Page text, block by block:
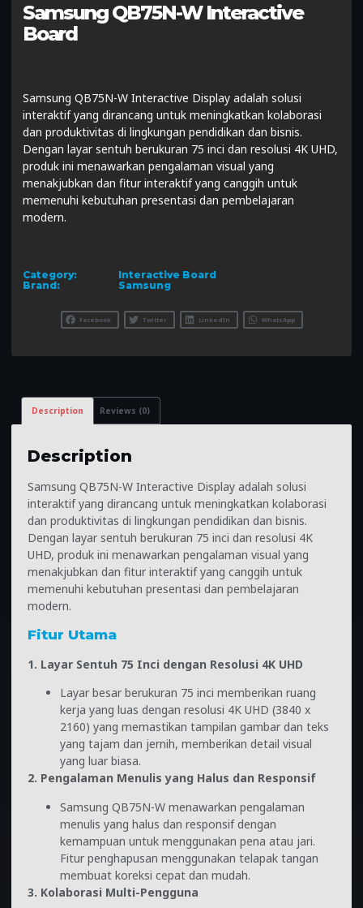
Samsung QB75N-W Interactive
Board
Samsung QB75N-W Interactive Display adalah solusi
interaktif yang dirancang untuk meningkatkan kolaborasi
dan produktivitas di lingkungan pendidikan dan bisnis.
Dengan layar sentuh berukuran 75 inci dan resolusi 4K UHD,
produk ini menawarkan pengalaman visual yang
menakjubkan dan fitur interaktif yang canggih untuk
memenuhi kebutuhan presentasi dan pembelajaran
modern.
Category:
Interactive Board
Brand:
Samsung
Facebook Twitter LinkedIn WhatsApp
Description Reviews (0)
Description
Samsung QB75N-W Interactive Display adalah solusi
interaktif yang dirancang untuk meningkatkan kolaborasi
dan produktivitas di lingkungan pendidikan dan bisnis.
Dengan layar sentuh berukuran 75 inci dan resolusi 4K
UHD, produk ini menawarkan pengalaman visual yang
menakjubkan dan fitur interaktif yang canggih untuk
memenuhi kebutuhan presentasi dan pembelajaran
modern.
Fitur Utama
1. Layar Sentuh 75 Inci dengan Resolusi 4K UHD
Layar besar berukuran 75 inci memberikan ruang
kerja yang luas dengan resolusi 4K UHD (3840 x
2160) yang memastikan tampilan gambar dan teks
yang tajam dan jernih, memberikan detail visual
yang luar biasa.
2. Pengalaman Menulis yang Halus dan Responsif
Samsung QB75N-W menawarkan pengalaman
menulis yang halus dan responsif dengan
kemampuan untuk menggunakan pena atau jari.
Fitur penghapusan menggunakan telapak tangan
membuat koreksi cepat dan mudah.
3. Kolaborasi Multi-Pengguna